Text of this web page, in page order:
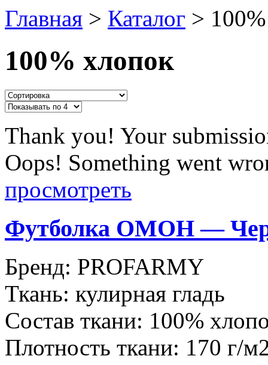
Главная > Каталог >
100% хлопок
Thank you! Your
Oops! Something went
просмотреть
Футболка ОМОН —
Бренд: PROFARMY
Ткань: кулирная гладь
Состав ткани: 100%
Плотность ткани: 170 г/